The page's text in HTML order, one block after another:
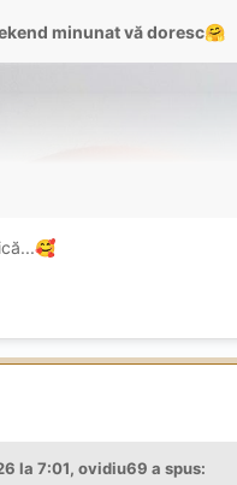
minunat vă doresc🤗
🥰
la 7:01, ovidiu69 a spus: